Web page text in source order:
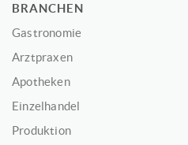
BRANCHEN
Gastronomie
Arztpraxen
Apotheken
Einzelhandel
Produktion